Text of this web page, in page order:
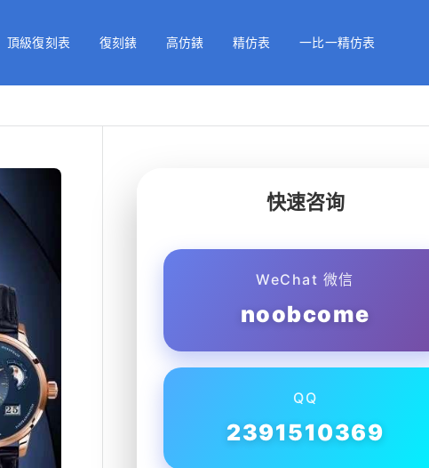
頂級復刻表 復刻錶 高仿錶 精仿表 一比一精仿表
快速咨询
WeChat 微信
noobcome
QQ
2391510369